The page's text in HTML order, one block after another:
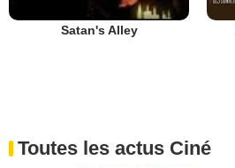
Satan's Alley
Toutes les actus Ciné